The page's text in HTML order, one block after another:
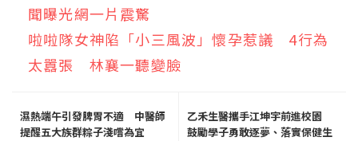
聞曝光網一片震驚
啦啦隊女神陷「小三風波」懷孕惹議 4行為
太囂張 林襄一聽變臉
濕熱端午引發脾胃不適 中醫師
提醒五大族群粽子淺嚐為宜
乙禾生醫攜手江坤宇前進校園
鼓勵學子勇敢逐夢、落實保健生